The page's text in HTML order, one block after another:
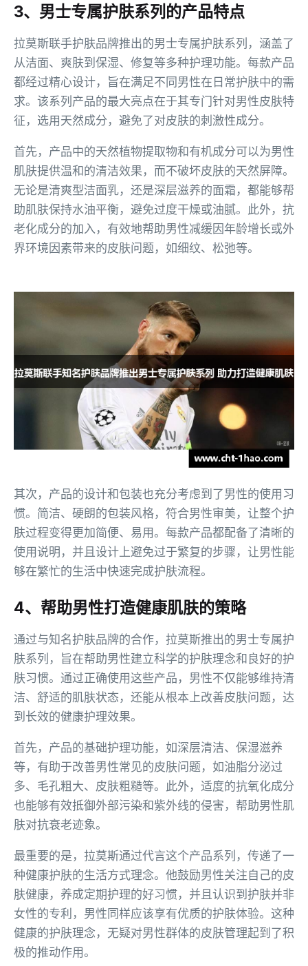
3、男士专属护肤系列的产品特点
拉莫斯联手护肤品牌推出的男士专属护肤系列，涵盖了
从洁面、爽肤到保湿、修复等多种护理功能。每款产品
都经过精心设计，旨在满足不同男性在日常护肤中的需
求。该系列产品的最大亮点在于其专门针对男性皮肤特
征，选用天然成分，避免了对皮肤的刺激性成分。
首先，产品中的天然植物提取物和有机成分可以为男性
肌肤提供温和的清洁效果，而不破坏皮肤的天然屏障。
无论是清爽型洁面乳，还是深层滋养的面霜，都能够帮
助肌肤保持水油平衡，避免过度干燥或油腻。此外，抗
老化成分的加入，有效地帮助男性减缓因年龄增长或外
界环境因素带来的皮肤问题，如细纹、松弛等。
其次，产品的设计和包装也充分考虑到了男性的使用习
惯。简洁、硬朗的包装风格，符合男性审美，让整个护
肤过程变得更加简便、易用。每款产品都配备了清晰的
使用说明，并且设计上避免过于繁复的步骤，让男性能
够在繁忙的生活中快速完成护肤流程。
4、帮助男性打造健康肌肤的策略
通过与知名护肤品牌的合作，拉莫斯推出的男士专属护
肤系列，旨在帮助男性建立科学的护肤理念和良好的护
肤习惯。通过正确使用这些产品，男性不仅能够维持清
洁、舒适的肌肤状态，还能从根本上改善皮肤问题，达
到长效的健康护理效果。
首先，产品的基础护理功能，如深层清洁、保湿滋养
等，有助于改善男性常见的皮肤问题，如油脂分泌过
多、毛孔粗大、皮肤粗糙等。此外，适度的抗氧化成分
也能够有效抵御外部污染和紫外线的侵害，帮助男性肌
肤对抗衰老迹象。
最重要的是，拉莫斯通过代言这个产品系列，传递了一
种健康护肤的生活方式理念。他鼓励男性关注自己的皮
肤健康，养成定期护理的好习惯，并且认识到护肤并非
女性的专利，男性同样应该享有优质的护肤体验。这种
健康的护肤理念，无疑对男性群体的皮肤管理起到了积
极的推动作用。